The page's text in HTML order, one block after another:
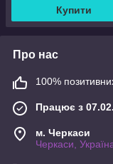
Купити
Про нас
100%
Працює з
м. Черкаси
Черкаси,